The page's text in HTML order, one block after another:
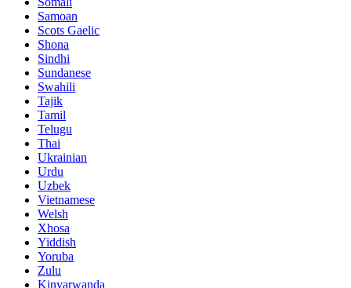
Samoan
Scots Gaelic
Shona
Sindhi
Sundanese
Swahili
Tajik
Tamil
Telugu
Thai
Ukrainian
Urdu
Uzbek
Vietnamese
Welsh
Xhosa
Yiddish
Yoruba
Zulu
Kinyarwanda